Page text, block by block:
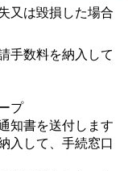
又は毀損した場合
手数料を納入して
プ
知書を送付します
入して、手続窓口